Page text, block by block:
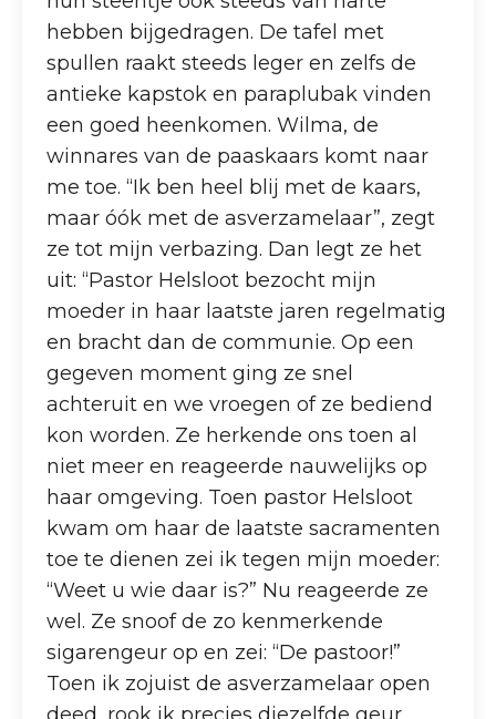
hebben bijgedragen. De tafel met
spullen raakt steeds leger en zelfs de
antieke kapstok en paraplubak vinden
een goed heenkomen. Wilma, de
winnares van de paaskaars komt naar
me toe. “Ik ben heel blij met de kaars,
maar óók met de asverzamelaar”, zegt
ze tot mijn verbazing. Dan legt ze het
uit: “Pastor Helsloot bezocht mijn
moeder in haar laatste jaren regelmatig
en bracht dan de communie. Op een
gegeven moment ging ze snel
achteruit en we vroegen of ze bediend
kon worden. Ze herkende ons toen al
niet meer en reageerde nauwelijks op
haar omgeving. Toen pastor Helsloot
kwam om haar de laatste sacramenten
toe te dienen zei ik tegen mijn moeder:
“Weet u wie daar is?” Nu reageerde ze
wel. Ze snoof de zo kenmerkende
sigarengeur op en zei: “De pastoor!”
Toen ik zojuist de asverzamelaar open